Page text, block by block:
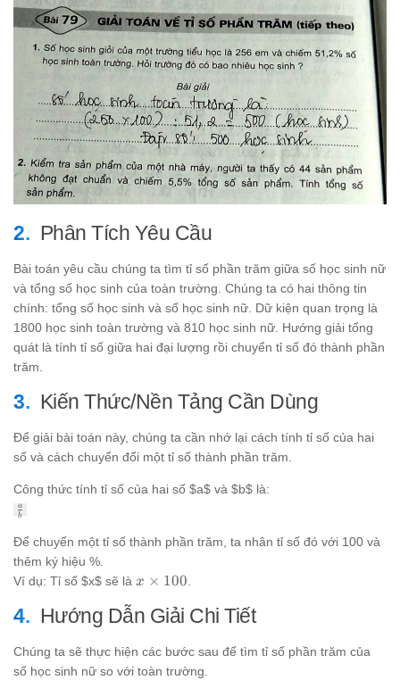
Phân Tích Yêu Cầu
Bài toán yêu cầu chúng ta tìm tỉ số phần trăm giữa số học sinh nữ
và tổng số học sinh của toàn trường. Chúng ta có hai thông tin
chính: tổng số học sinh và số học sinh nữ. Dữ kiện quan trọng là
1800 học sinh toàn trường và 810 học sinh nữ. Hướng giải tổng
quát là tính tỉ số giữa hai đại lượng rồi chuyển tỉ số đó thành phần
trăm.
Kiến Thức/Nền Tảng Cần Dùng
Để giải bài toán này, chúng ta cần nhớ lại cách tính tỉ số của hai
số và cách chuyển đổi một tỉ số thành phần trăm.
Công thức tính tỉ số của hai số $a$ và $b$ là:
\frac{a}
{b}
b
a
Để chuyển một tỉ số thành phần trăm, ta nhân tỉ số đó với 100 và
thêm ký hiệu %.
Ví dụ: Tỉ số $x$ sẽ là x
100%
x × 100.
Hướng Dẫn Giải Chi Tiết
Chúng ta sẽ thực hiện các bước sau để tìm tỉ số phần trăm của
số học sinh nữ so với toàn trường.